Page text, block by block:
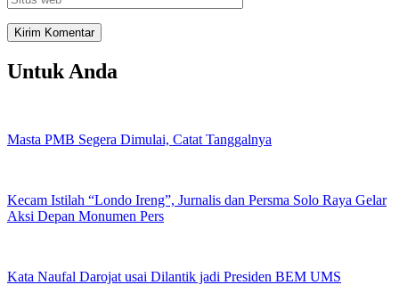
Untuk Anda
Masta PMB Segera Dimulai, Catat Tanggalnya
Kecam Istilah “Londo Ireng”, Jurnalis dan Persma Solo Raya Gelar
Aksi Depan Monumen Pers
Kata Naufal Darojat usai Dilantik jadi Presiden BEM UMS